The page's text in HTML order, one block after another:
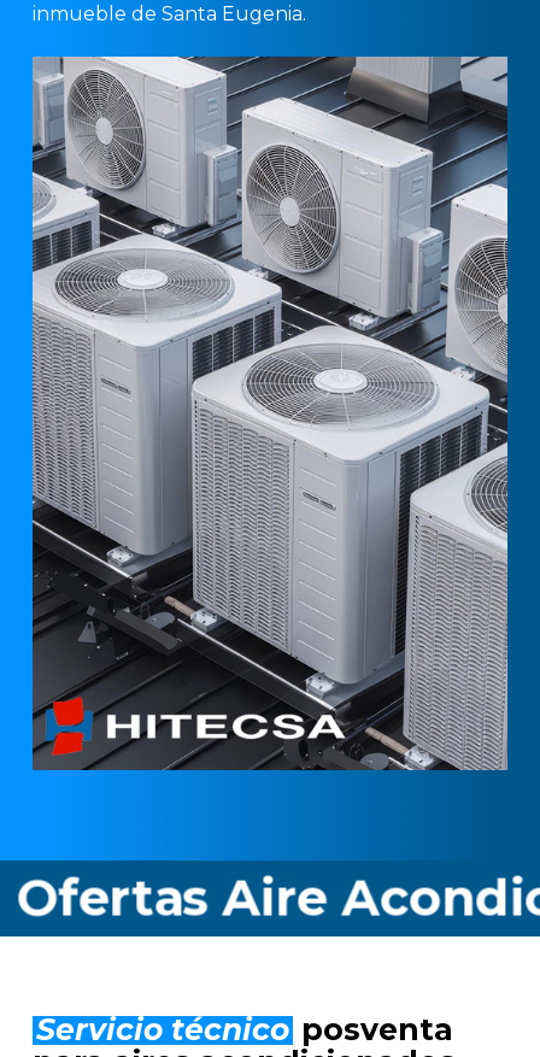
inmueble de Santa Eugenia.
Aire
Servicio técnico posventa